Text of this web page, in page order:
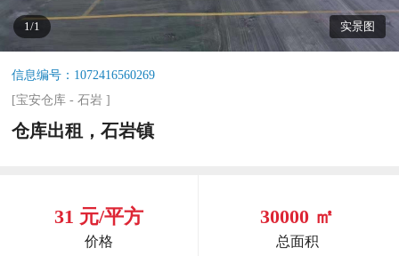
1/1 实景图
信息编号：1072416560269
[宝安仓库 -石岩 ]
仓库出租，石岩镇
31 元/平方
价格
30000 ㎡
总面积